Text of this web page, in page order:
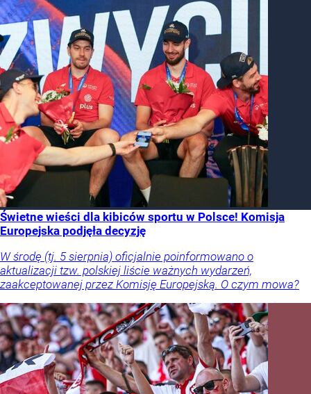
Świetne wieści dla kibiców sportu w Polsce! Komisja
Europejska podjęła decyzję
W środę (tj. 5 sierpnia) oficjalnie poinformowano o
aktualizacji tzw. polskiej liście ważnych wydarzeń,
zaakceptowanej przez Komisję Europejską. O czym mowa?